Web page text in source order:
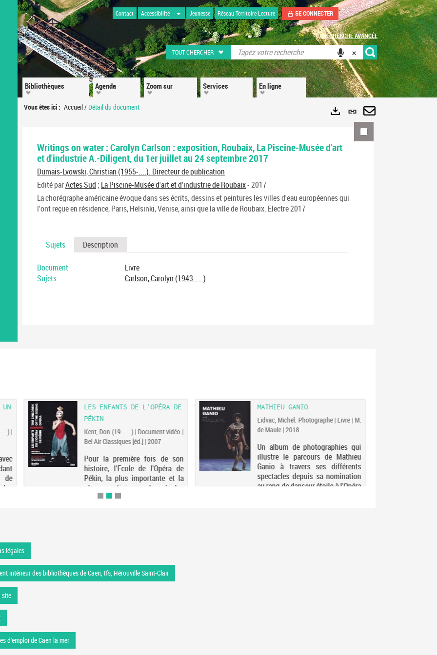
Contact Accessibilité Jeunesse Réseau Territoire Lecture SE CONNECTER
TOUT CHERCHER
RECHERCHE AVANCÉE
Vous êtes ici : Accueil/ Détail du document
Bibliothèques Agenda Zoom sur Services En ligne
Writings on water : Carolyn Carlson : exposition, Roubaix, La Piscine-Musée d'art
et d'industrie A.-Diligent, du 1er juillet au 24 septembre 2017
Dumais-Lvowski, Christian (1955-....). Directeur de publication
Edité parActes Sud ; La Piscine-Musée d'art et d'industrie de Roubaix- 2017
La chorégraphe américaine évoque dans ses écrits, dessins et peintures les villes d'eau européennes qui
l'ont reçue en résidence, Paris, Helsinki, Venise, ainsi que la ville de Roubaix. Electre 2017
Sujets Description
Document
Livre
Sujets
Carlson, Carolyn (1943-....)
Exports
Lien
permanent
(Nouvelle
Envoyer
par
LES ENFANTS DE L'OPÉRA DE
PÉKIN
Kent, Don (19..-....) | Document vidéo |
Bel Air Classiques [éd.] | 2007
Pour la première fois de son
histoire, l'Ecole de l'Opéra de
Pékin, la plus importante et la
plus prestigieuse des écoles
d'art scénique traditionnel
MATHIEU GANIO
Lidvac, Michel. Photographe | Livre | M.
de Maule | 2018
Un album de photographies qui
illustre le parcours de Mathieu
Ganio à travers ses différents
spectacles depuis sa nomination
au rang de danseur étoile à l'Opéra
|
de
légales
intérieur des bibliothèques de Caen, Ifs, Hérouville Saint-Clair
site
d'emploi de Caen la mer